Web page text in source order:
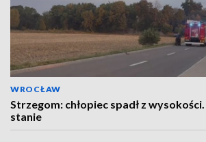
WROCŁAW
Strzegom: chłopiec spadł z
stanie